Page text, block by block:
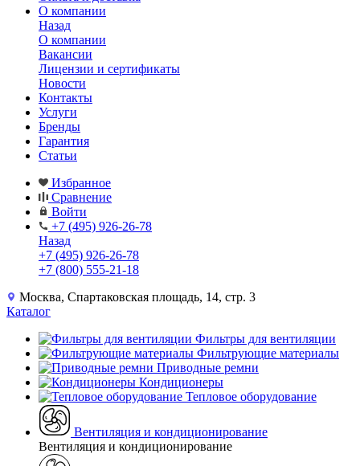
О компании
Назад
О компании
Вакансии
Лицензии и сертификаты
Новости
Контакты
Услуги
Бренды
Гарантия
Статьи
Избранное
Сравнение
Войти
+7 (495) 926-26-78
Назад
+7 (495) 926-26-78
+7 (800) 555-21-18
Москва, Спартаковская площадь, 14, стр. 3
Каталог
Фильтры для вентиляции
Фильтрующие материалы
Приводные ремни
Кондиционеры
Тепловое оборудование
Вентиляция и кондиционирование
Вентиляция и кондиционирование